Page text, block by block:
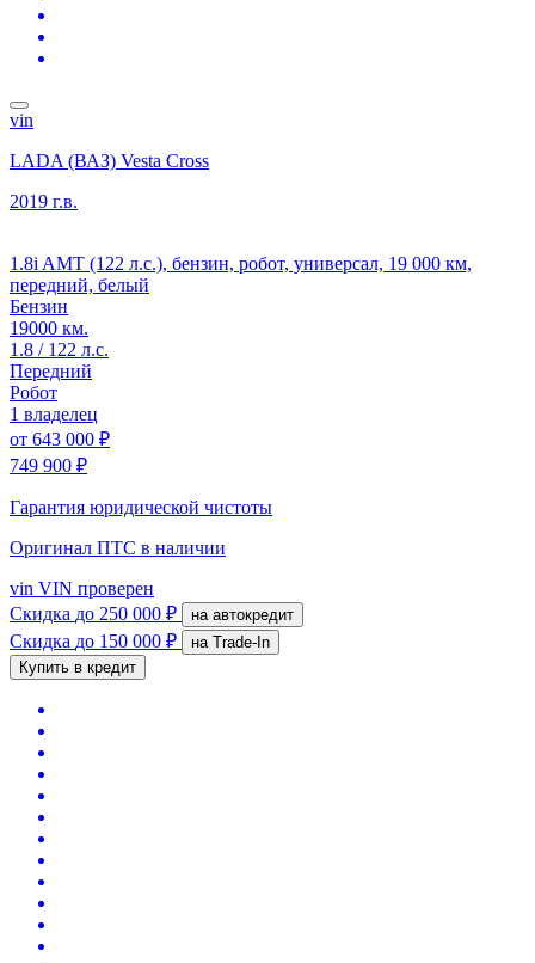
vin
LADA (ВАЗ) Vesta Cross
2019 г.в.
1.8i AMT (122 л.с.), бензин, робот, универсал, 19 000 км,
передний, белый
Бензин
19000 км.
1.8 / 122 л.с.
Передний
Робот
1 владелец
от 643 000 ₽
749 900 ₽
Гарантия юридической чистоты
Оригинал ПТС в наличии
vin VIN проверен
Скидка до 250 000 ₽ на автокредит
Скидка до 150 000 ₽
на Trade-In
Купить в кредит